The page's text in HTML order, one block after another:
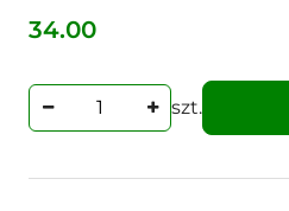
Cena:
34.00
szt.